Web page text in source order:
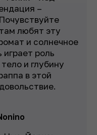
–
любят эту
и солнечное
играет роль
и глубину
в этой